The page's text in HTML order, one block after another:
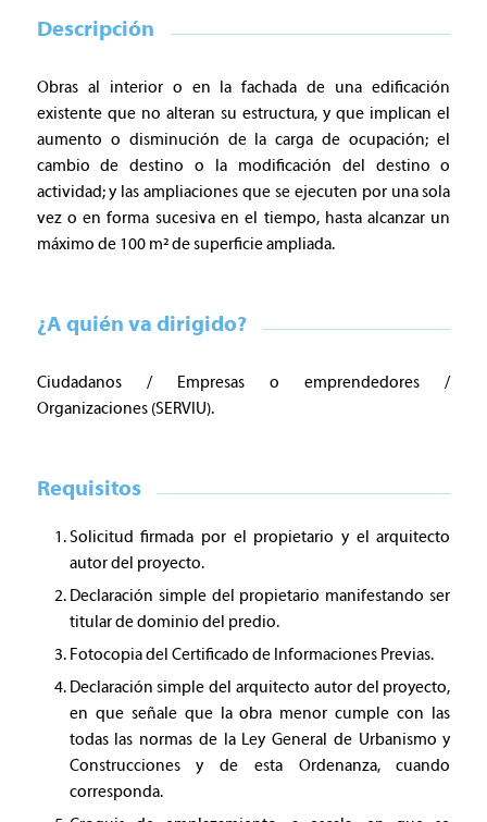
Descripción
Obras al interior o en la fachada de una edificación
existente que no alteran su estructura, y que implican el
aumento o disminución de la carga de ocupación; el
cambio de destino o la modificación del destino o
actividad; y las ampliaciones que se ejecuten por una sola
vez o en forma sucesiva en el tiempo, hasta alcanzar un
máximo de 100 m² de superficie ampliada.
¿A quién va dirigido?
Ciudadanos / Empresas o emprendedores /
Organizaciones (SERVIU).
Requisitos
Solicitud firmada por el propietario y el arquitecto
autor del proyecto.
Declaración simple del propietario manifestando ser
titular de dominio del predio.
Fotocopia del Certificado de Informaciones Previas.
Declaración simple del arquitecto autor del proyecto,
en que señale que la obra menor cumple con las
todas las normas de la Ley General de Urbanismo y
Construcciones y de esta Ordenanza, cuando
corresponda.